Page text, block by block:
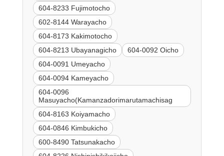
604-8233 Fujimotocho
602-8144 Warayacho
604-8173 Kakimotocho
604-8213 Ubayanagicho
604-0092 Oicho
604-0091 Umeyacho
604-0094 Kameyacho
604-0096
Masuyacho(Kamanzadorimarutamachisag
604-8163 Koiyamacho
604-0846 Kimbukicho
600-8490 Tatsunakacho